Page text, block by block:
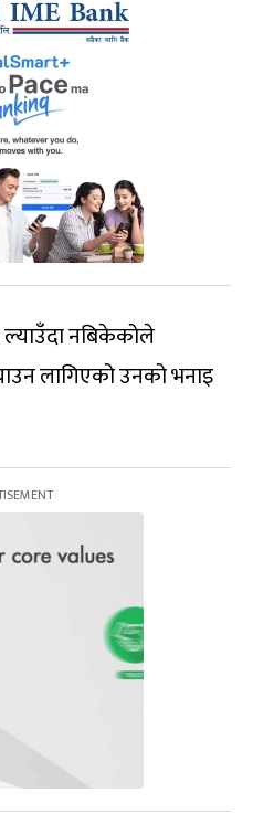
ल्याउँदा नबिकेकोले
लागिएको उनको भनाइ